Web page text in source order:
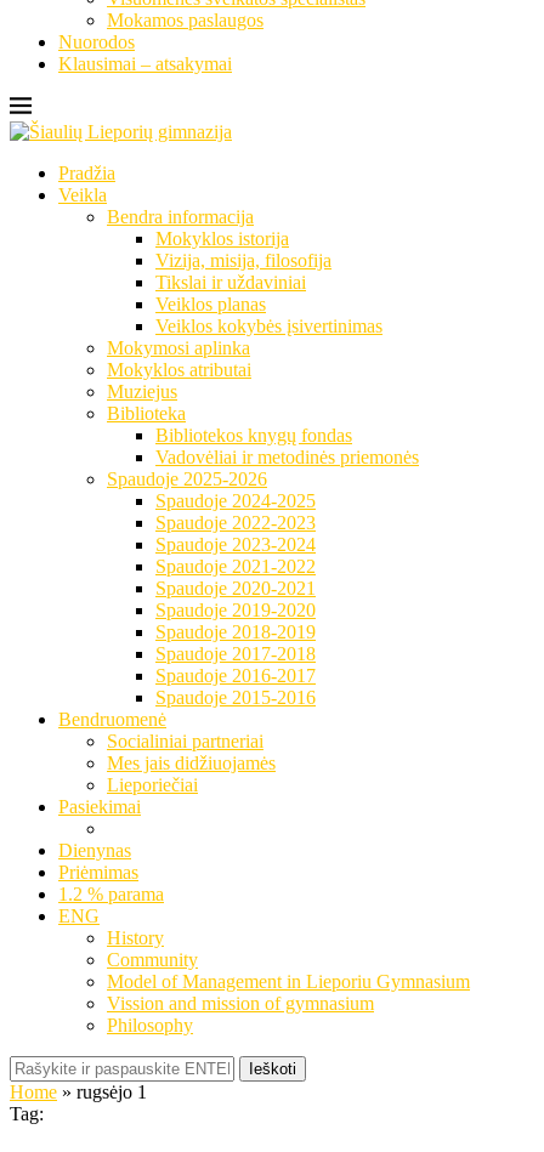
Mokamos paslaugos
Nuorodos
Klausimai – atsakymai
Pradžia
Veikla
Bendra informacija
Mokyklos istorija
Vizija, misija, filosofija
Tikslai ir uždaviniai
Veiklos planas
Veiklos kokybės įsivertinimas
Mokymosi aplinka
Mokyklos atributai
Muziejus
Biblioteka
Bibliotekos knygų fondas
Vadovėliai ir metodinės priemonės
Spaudoje 2025-2026
Spaudoje 2024-2025
Spaudoje 2022-2023
Spaudoje 2023-2024
Spaudoje 2021-2022
Spaudoje 2020-2021
Spaudoje 2019-2020
Spaudoje 2018-2019
Spaudoje 2017-2018
Spaudoje 2016-2017
Spaudoje 2015-2016
Bendruomenė
Socialiniai partneriai
Mes jais didžiuojamės
Lieporiečiai
Pasiekimai
Dienynas
Priėmimas
1.2 % parama
ENG
History
Community
Model of Management in Lieporiu Gymnasium
Vission and mission of gymnasium
Philosophy
Ieškoti
Home » rugsėjo 1
Tag: